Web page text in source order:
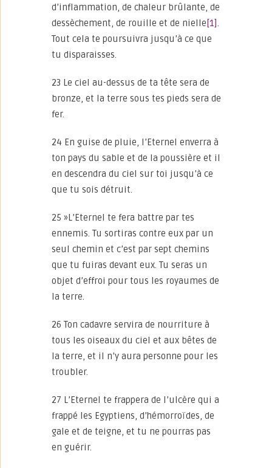
d’inflammation, de chaleur brûlante, de
dessèchement, de rouille et de nielle [1].
Tout cela te poursuivra jusqu’à ce que
tu disparaisses.
23 Le ciel au-dessus de ta tête sera de
bronze, et la terre sous tes pieds sera de
fer.
24 En guise de pluie, l’Eternel enverra à
ton pays du sable et de la poussière et il
en descendra du ciel sur toi jusqu’à ce
que tu sois détruit.
25 »L’Eternel te fera battre par tes
ennemis. Tu sortiras contre eux par un
seul chemin et c’est par sept chemins
que tu fuiras devant eux. Tu seras un
objet d’effroi pour tous les royaumes de
la terre.
26 Ton cadavre servira de nourriture à
tous les oiseaux du ciel et aux bêtes de
la terre, et il n’y aura personne pour les
troubler.
27 L’Eternel te frappera de l’ulcère qui a
frappé les Egyptiens, d’hémorroïdes, de
gale et de teigne, et tu ne pourras pas
en guérir.